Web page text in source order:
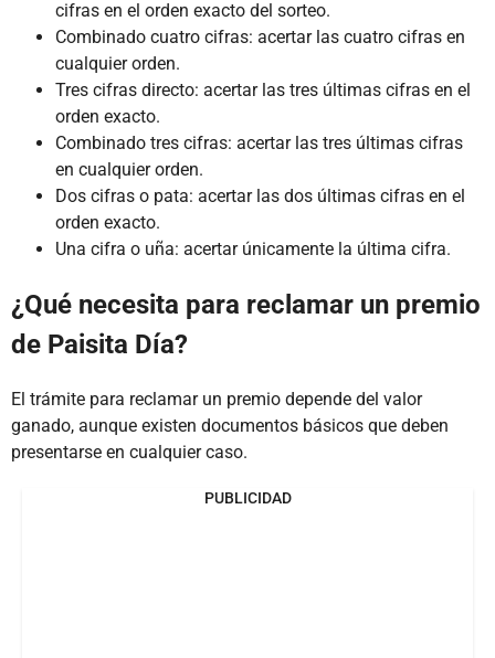
cifras en el orden exacto del sorteo.
Combinado cuatro cifras: acertar las cuatro cifras en
cualquier orden.
Tres cifras directo: acertar las tres últimas cifras en el
orden exacto.
Combinado tres cifras: acertar las tres últimas cifras
en cualquier orden.
Dos cifras o pata: acertar las dos últimas cifras en el
orden exacto.
Una cifra o uña: acertar únicamente la última cifra.
¿Qué necesita para reclamar un premio
de Paisita Día?
El trámite para reclamar un premio depende del valor
ganado, aunque existen documentos básicos que deben
presentarse en cualquier caso.
PUBLICIDAD